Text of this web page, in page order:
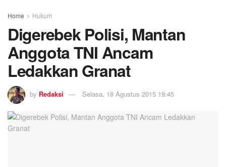
Home Hukum
Digerebek Polisi, Mantan
Anggota TNI Ancam
Ledakkan Granat
by Redaksi Selasa, 18 Agustus 2015 19:45